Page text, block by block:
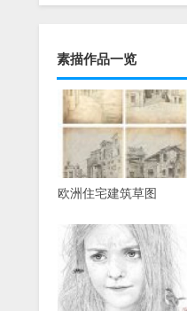
素描作品一览
欧洲住宅建筑草图